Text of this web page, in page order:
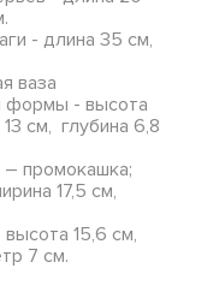
- длина 35 см,
ваза
формы - высота
см, глубина 6,8
промокашка;
17,5 см,
15,6 см,
7 см.